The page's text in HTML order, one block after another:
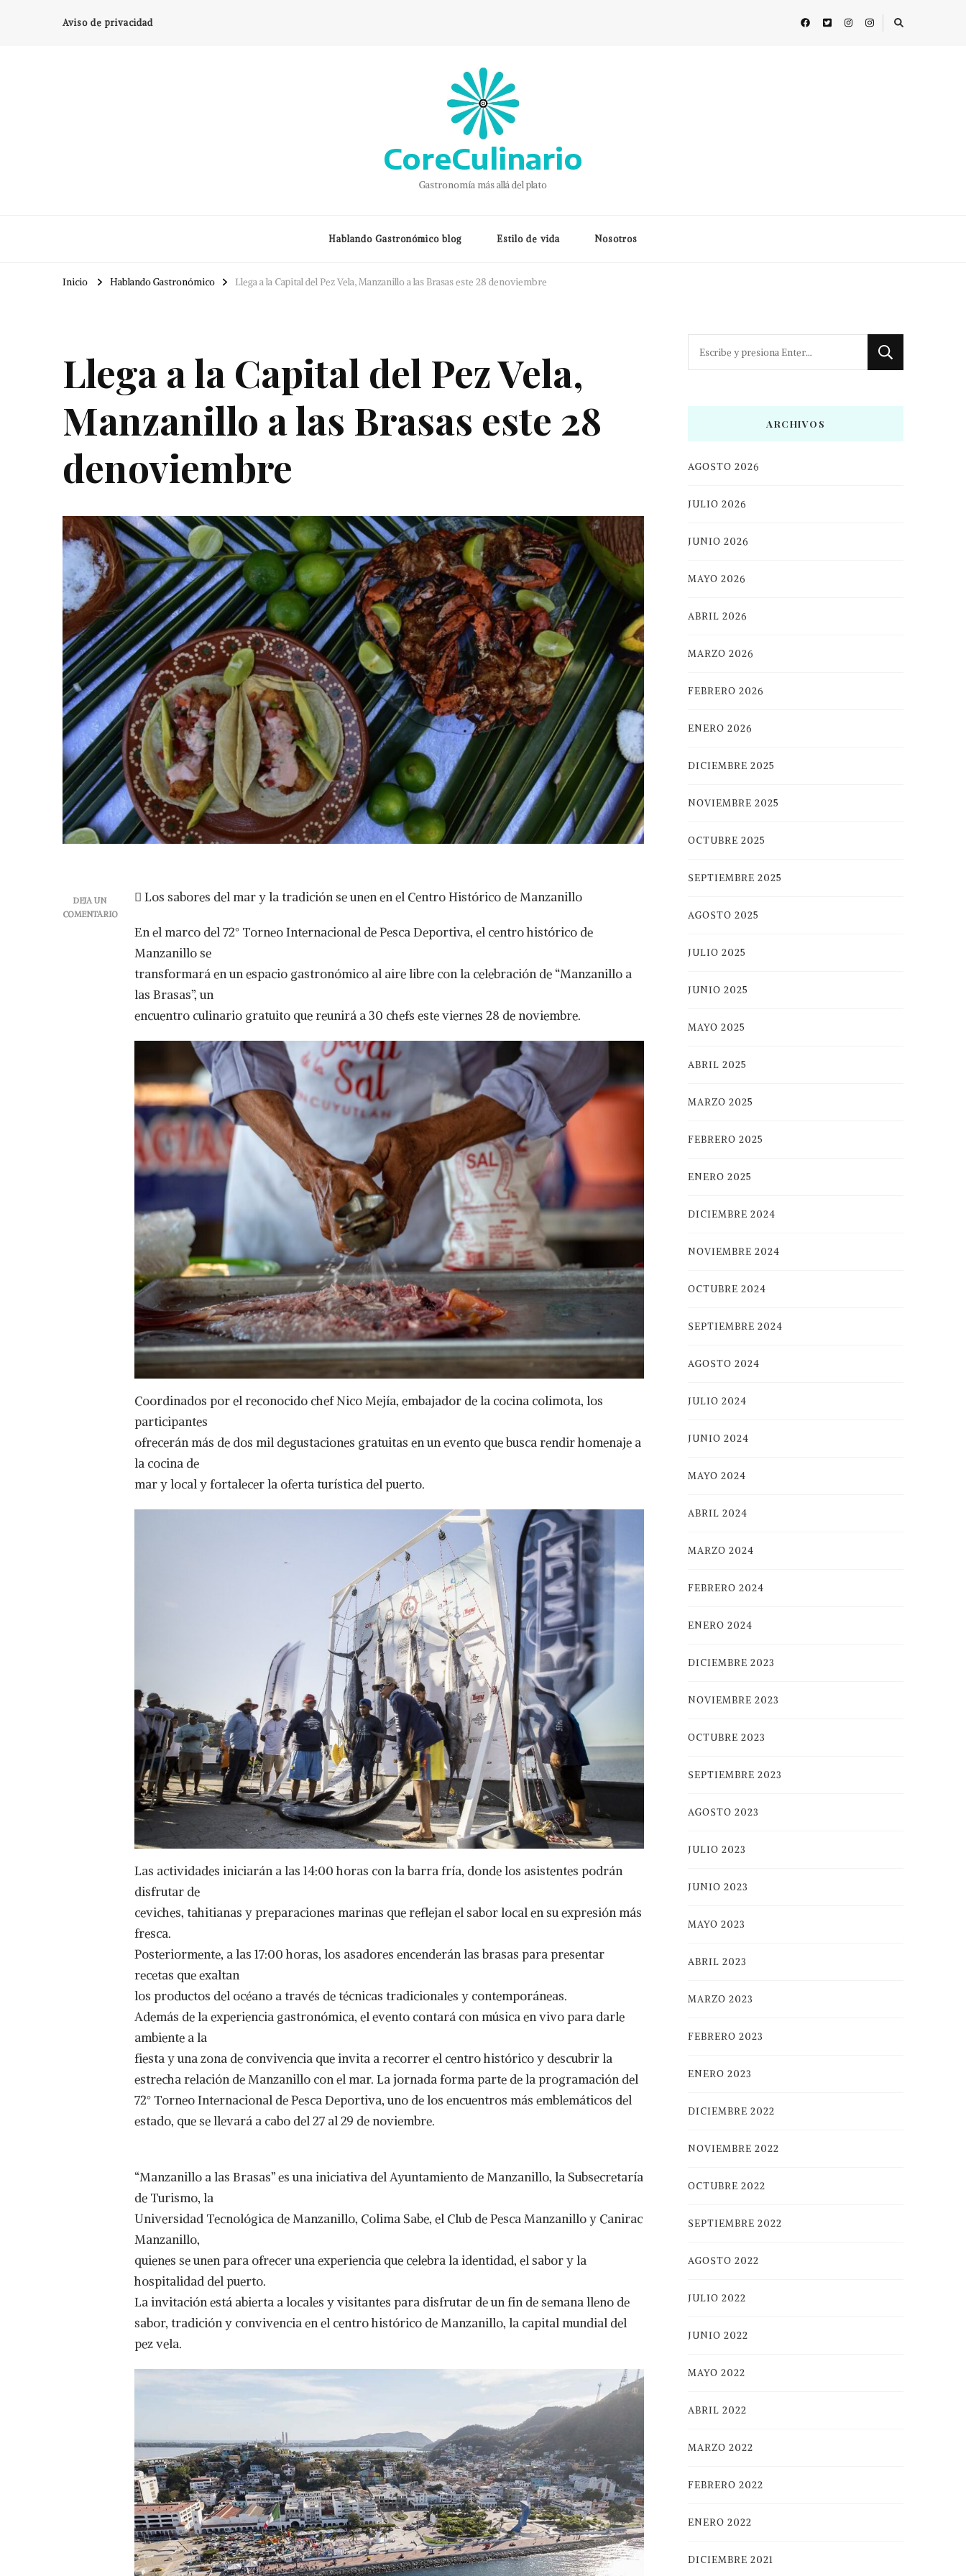
Aviso de privacidad
CoreCulinario
Gastronomía más allá del plato
Hablando Gastronómico blog Estilo de vida Nosotros
Inicio Hablando Gastronómico Llega a la Capital del Pez Vela, Manzanillo a las Brasas este 28 denoviembre
Llega a la Capital del Pez Vela,
Manzanillo a las Brasas este 28
denoviembre
DEJA UN
COMENTARIO
DENOVIEMBRE
 Los sabores del mar y la tradición se unen en el Centro Histórico de Manzanillo
En el marco del 72° Torneo Internacional de Pesca Deportiva, el centro histórico de
Manzanillo se
transformará en un espacio gastronómico al aire libre con la celebración de “Manzanillo a
las Brasas”, un
encuentro culinario gratuito que reunirá a 30 chefs este viernes 28 de noviembre.
Coordinados por el reconocido chef Nico Mejía, embajador de la cocina colimota, los
participantes
ofrecerán más de dos mil degustaciones gratuitas en un evento que busca rendir homenaje a
la cocina de
mar y local y fortalecer la oferta turística del puerto.
Las actividades iniciarán a las 14:00 horas con la barra fría, donde los asistentes podrán
disfrutar de
ceviches, tahitianas y preparaciones marinas que reflejan el sabor local en su expresión más
fresca.
Posteriormente, a las 17:00 horas, los asadores encenderán las brasas para presentar
recetas que exaltan
los productos del océano a través de técnicas tradicionales y contemporáneas.
Además de la experiencia gastronómica, el evento contará con música en vivo para darle
ambiente a la
fiesta y una zona de convivencia que invita a recorrer el centro histórico y descubrir la
estrecha relación de Manzanillo con el mar. La jornada forma parte de la programación del
72° Torneo Internacional de Pesca Deportiva, uno de los encuentros más emblemáticos del
estado, que se llevará a cabo del 27 al 29 de noviembre.
“Manzanillo a las Brasas” es una iniciativa del Ayuntamiento de Manzanillo, la Subsecretaría
de Turismo, la
Universidad Tecnológica de Manzanillo, Colima Sabe, el Club de Pesca Manzanillo y Canirac
Manzanillo,
quienes se unen para ofrecer una experiencia que celebra la identidad, el sabor y la
hospitalidad del puerto.
La invitación está abierta a locales y visitantes para disfrutar de un fin de semana lleno de
sabor, tradición y convivencia en el centro histórico de Manzanillo, la capital mundial del
pez vela.
¿Buscas
ARCHIVOS
AGOSTO 2026
JULIO 2026
JUNIO 2026
MAYO 2026
ABRIL 2026
MARZO 2026
FEBRERO 2026
ENERO 2026
DICIEMBRE 2025
NOVIEMBRE 2025
OCTUBRE 2025
SEPTIEMBRE 2025
AGOSTO 2025
JULIO 2025
JUNIO 2025
MAYO 2025
ABRIL 2025
MARZO 2025
FEBRERO 2025
ENERO 2025
DICIEMBRE 2024
NOVIEMBRE 2024
OCTUBRE 2024
SEPTIEMBRE 2024
AGOSTO 2024
JULIO 2024
JUNIO 2024
MAYO 2024
ABRIL 2024
MARZO 2024
FEBRERO 2024
ENERO 2024
DICIEMBRE 2023
NOVIEMBRE 2023
OCTUBRE 2023
SEPTIEMBRE 2023
AGOSTO 2023
JULIO 2023
JUNIO 2023
MAYO 2023
ABRIL 2023
MARZO 2023
FEBRERO 2023
ENERO 2023
DICIEMBRE 2022
NOVIEMBRE 2022
OCTUBRE 2022
SEPTIEMBRE 2022
AGOSTO 2022
JULIO 2022
JUNIO 2022
MAYO 2022
ABRIL 2022
MARZO 2022
FEBRERO 2022
ENERO 2022
DICIEMBRE 2021